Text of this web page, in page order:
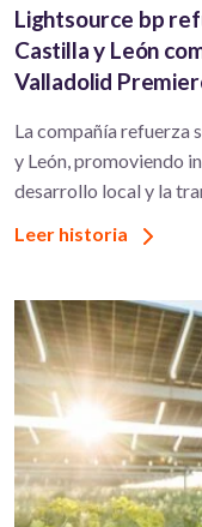
Lightsource bp
Castilla y León
Valladolid
La compañía refuerza
y León, promoviendo
desarrollo local y la
Leer historia